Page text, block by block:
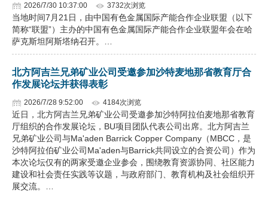
2026/7/30 10:37:00 3732次浏览
当地时间7月21日，由中国有色金属国际产能合作企业联盟（以下
简称“联盟”）主办的中国有色金属国际产能合作企业联盟年会在哈
萨克斯坦阿斯塔纳召开。…
北方阿吉兰兄弟矿业公司受邀参加沙特麦地那省教育厅合
作发展论坛并获得表彰
2026/7/28 9:52:00 4184次浏览
近日，北方阿吉兰兄弟矿业公司受邀参加沙特阿拉伯麦地那省教育
厅组织的合作发展论坛，BU项目团队代表公司出席。北方阿吉兰
兄弟矿业公司与Ma'aden Barrick Copper Company（MBCC，是
沙特阿拉伯矿业公司Ma'aden与Barrick共同设立的合资公司）作为
本次论坛仅有的两家受邀企业参会，围绕教育资源协同、社区能力
建设和社会责任实践等议题，与政府部门、教育机构及社会组织开
展交流。…